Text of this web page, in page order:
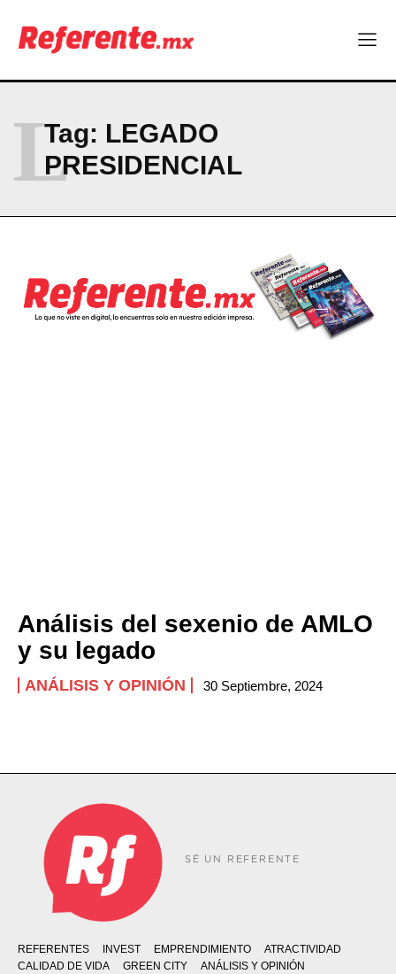
Empresas Responsables 2026?
ABOUT
CONTACT
Tag: LEGADO
PRESIDENCIAL
L
Análisis del sexenio de AMLO
y su legado
ANÁLISIS Y OPINIÓN 30 Septiembre, 2024
SÉ UN REFERENTE
REFERENTES INVEST EMPRENDIMIENTO
ATRACTIVIDAD
CALIDAD DE VIDA
GREEN CITY
ANÁLISIS Y OPINIÓN